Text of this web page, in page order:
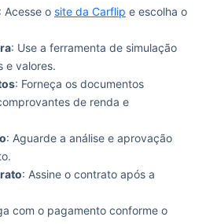
: Acesse o site da Carflip e escolha o
: Use a ferramenta de simulação
e valores.
: Forneça os documentos
de renda e
: Aguarde a análise e aprovação
: Assine o contrato após a
com o pagamento conforme o